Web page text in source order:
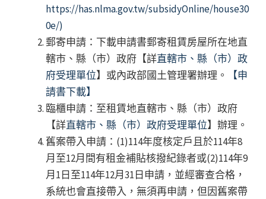
https://has.nlma.gov.tw/subsidyOnline/house30
0e/)
郵寄申請：下載申請書郵寄租賃房屋所在地直
轄市、縣（市）政府【詳直轄市、縣（市）政
府受理單位】或內政部國土管理署辦理。
【申
請書下載】
臨櫃申請：至租賃地直轄市、縣（市）政府
【詳直轄市、縣（市）政府受理單位】辦理。
舊案帶入申請：(1)114年度核定戶且於114年8
月至12月間有租金補貼核撥紀錄者或(2)114年9
月1日至114年12月31日申請，並經審查合格，
系統也會直接帶入，無須再申請，但因舊案帶